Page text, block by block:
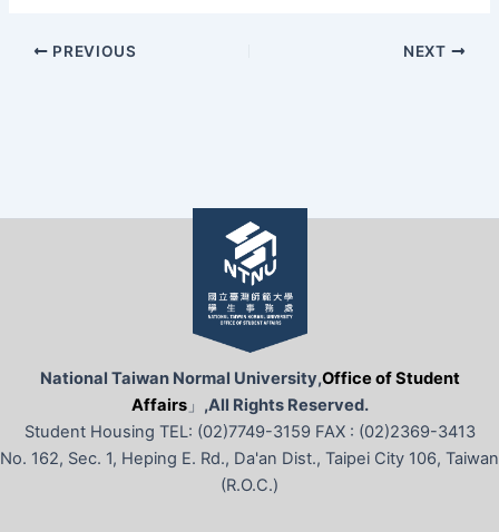
PREVIOUS NEXT
National Taiwan Normal University,Office of Student
Affairs」 ,All Rights Reserved.
Student Housing TEL: (02)7749-3159 FAX : (02)2369-3413
No. 162, Sec. 1, Heping E. Rd., Da'an Dist., Taipei City 106, Taiwan
(R.O.C.)